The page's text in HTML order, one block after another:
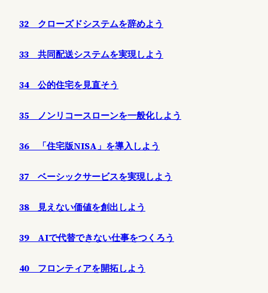
32 クローズドシステムを辞めよう
33 共同配送システムを実現しよう
34 公的住宅を見直そう
35 ノンリコースローンを一般化しよう
36 「住宅版NISA」を導入しよう
37 ベーシックサービスを実現しよう
38 見えない価値を創出しよう
39 AIで代替できない仕事をつくろう
40 フロンティアを開拓しよう